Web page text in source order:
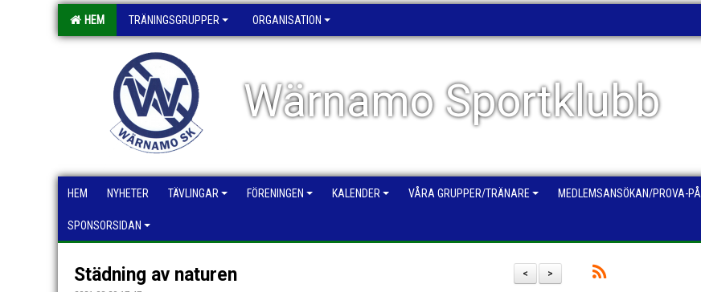
HEM TRÄNINGSGRUPPER ORGANISATION
Wärnamo Sportklubb
HEM NYHETER TÄVLINGAR FÖRENINGEN KALENDER VÅRA GRUPPER/TRÄNARE MEDLEMSANSÖKAN/PROVA-PÅ
SPONSORSIDAN
>
<
Städning av naturen